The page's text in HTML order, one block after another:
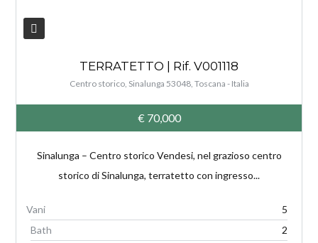
TERRATETTO | Rif. V001118
Centro storico, Sinalunga 53048, Toscana - Italia
€ 70,000
Sinalunga – Centro storico Vendesi, nel grazioso centro
storico di Sinalunga, terratetto con ingresso...
5
Bath
2